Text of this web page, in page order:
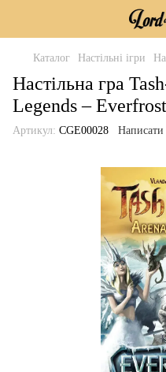
Каталог Настільні ігри
Настільна гра
Legends – Everfrost
Артикул: ‎CGE00028 Написати